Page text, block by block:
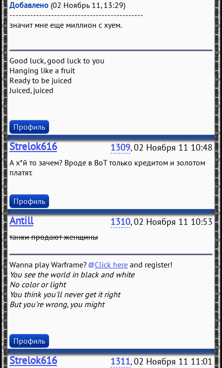
Добавлено (02 Ноябрь 11, 13:29)
---------------------------------------------
значит мне еще миллион с хуем.
Good luck, good luck to you
Hanging like a fruit
Ready to be juiced
Juiced, juiced
Профиль
Strelok616 1309, 02 Ноября 11 10:48
А х*й то зачем? Вроде в ВоТ только кредитом и золотом
платят.
Профиль
Antill 1310, 02 Ноября 11 10:53
танки продают женщины
Wanna play Warframe? Click here and register!
You see the world in black and white
No color or light
You think you'll never get it right
But you're wrong, you might
Профиль
Strelok616 1311, 02 Ноября 11 11:01